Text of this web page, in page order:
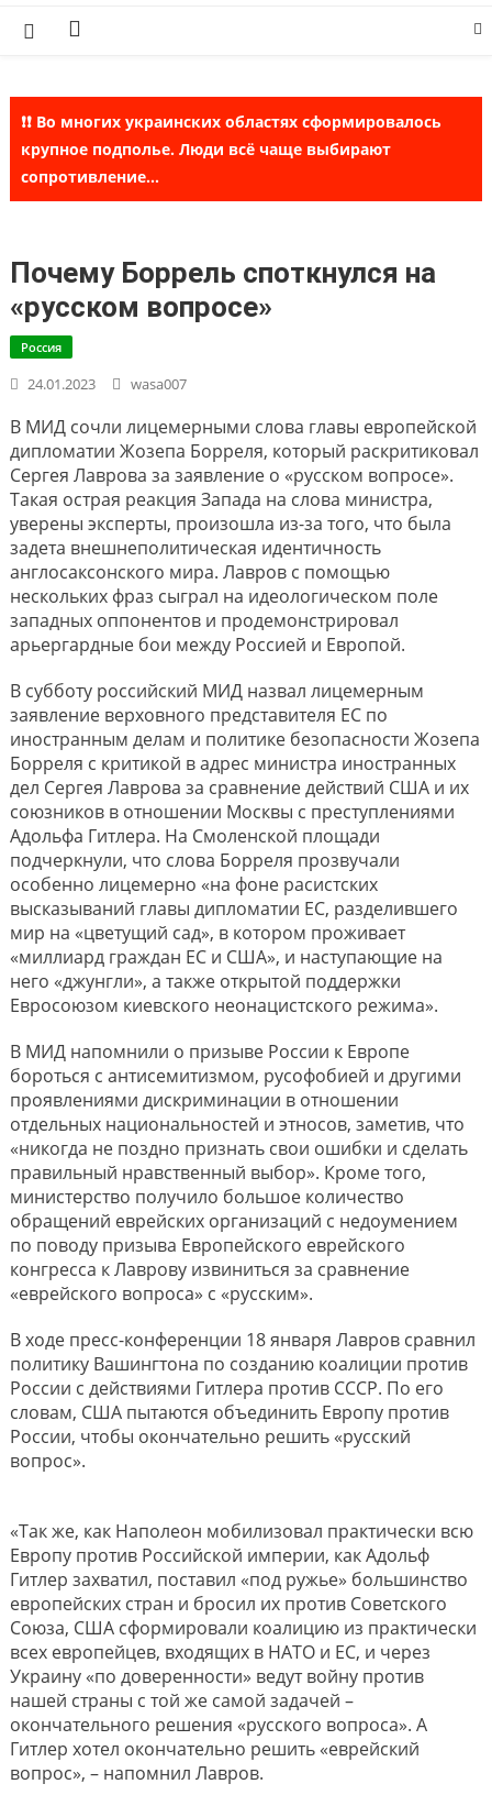
❗❗ Во многих украинских областях сформировалось
крупное подполье. Люди всё чаще выбирают
сопротивление...
Почему Боррель споткнулся на
«русском вопросе»
Россия
24.01.2023 wasa007
В МИД сочли лицемерными слова главы европейской
дипломатии Жозепа Борреля, который раскритиковал
Сергея Лаврова за заявление о «русском вопросе».
Такая острая реакция Запада на слова министра,
уверены эксперты, произошла из-за того, что была
задета внешнеполитическая идентичность
англосаксонского мира. Лавров с помощью
нескольких фраз сыграл на идеологическом поле
западных оппонентов и продемонстрировал
арьергардные бои между Россией и Европой.
В субботу российский МИД назвал лицемерным
заявление верховного представителя ЕС по
иностранным делам и политике безопасности Жозепа
Борреля с критикой в адрес министра иностранных
дел Сергея Лаврова за сравнение действий США и их
союзников в отношении Москвы с преступлениями
Адольфа Гитлера. На Смоленской площади
подчеркнули, что слова Борреля прозвучали
особенно лицемерно «на фоне расистских
высказываний главы дипломатии ЕС, разделившего
мир на «цветущий сад», в котором проживает
«миллиард граждан ЕС и США», и наступающие на
него «джунгли», а также открытой поддержки
Евросоюзом киевского неонацистского режима».
В МИД напомнили о призыве России к Европе
бороться с антисемитизмом, русофобией и другими
проявлениями дискриминации в отношении
отдельных национальностей и этносов, заметив, что
«никогда не поздно признать свои ошибки и сделать
правильный нравственный выбор». Кроме того,
министерство получило большое количество
обращений еврейских организаций с недоумением
по поводу призыва Европейского еврейского
конгресса к Лаврову извиниться за сравнение
«еврейского вопроса» с «русским».
В ходе пресс-конференции 18 января Лавров сравнил
политику Вашингтона по созданию коалиции против
России с действиями Гитлера против СССР. По его
словам, США пытаются объединить Европу против
России, чтобы окончательно решить «русский
вопрос».
«Так же, как Наполеон мобилизовал практически всю
Европу против Российской империи, как Адольф
Гитлер захватил, поставил «под ружье» большинство
европейских стран и бросил их против Советского
Союза, США сформировали коалицию из практически
всех европейцев, входящих в НАТО и ЕС, и через
Украину «по доверенности» ведут войну против
нашей страны с той же самой задачей –
окончательного решения «русского вопроса». А
Гитлер хотел окончательно решить «еврейский
вопрос», – напомнил Лавров.